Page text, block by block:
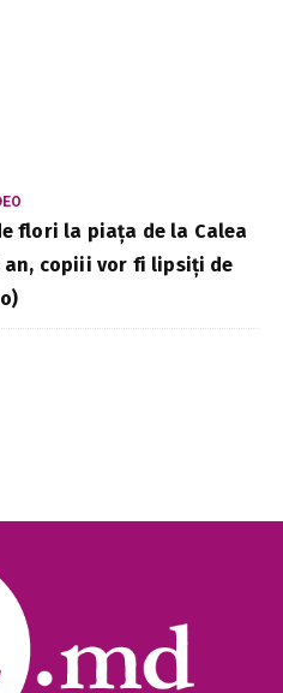
flori la piața de la Calea
an, copiii vor fi lipsiți de